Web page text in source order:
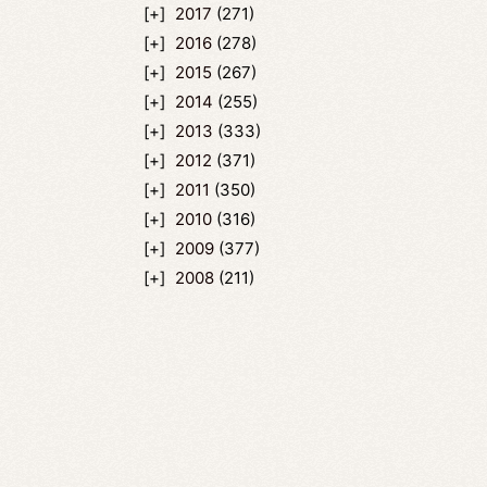
2017 (271)
2016 (278)
2015 (267)
2014 (255)
2013 (333)
2012 (371)
2011 (350)
2010 (316)
2009 (377)
2008 (211)